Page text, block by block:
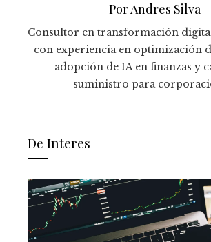
Por Andres Silva
Consultor en transformación
con experiencia en optimización
adopción de IA en finanzas y
suministro para
De Interes